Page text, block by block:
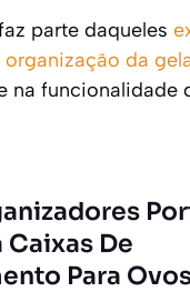
parte daqueles
da
na funcionalidade
Caixas De
Para